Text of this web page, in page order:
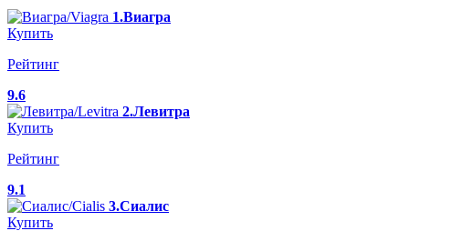
1.Виагра
Купить
Рейтинг
9.6
2.Левитра
Купить
Рейтинг
9.1
3.Сиалис
Купить